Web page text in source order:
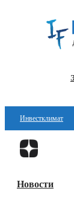
Инвестклимат
Финансы
Блокчейн
Новости